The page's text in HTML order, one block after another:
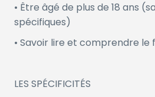
• Être âgé de plus de 18 ans
spécifiques)
• Savoir lire et comprendre le
LES SPÉCIFICITÉS